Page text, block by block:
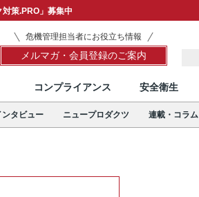
策.PRO」募集中
危機管理担当者にお役立ち情報
メルマガ・会員登録のご案内
コンプライアンス 安全衛生
ンタビュー ニュープロダクツ 連載・コラム